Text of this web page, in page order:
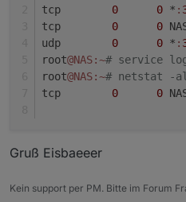
tcp 0 0 * :
tcp 0 0
udp 0 0 * :
root@NAS:~# service
root@NAS:~# netstat -
tcp 0 0
Gruß Eisbaeeer
Kein support per PM. Bitte im Forum